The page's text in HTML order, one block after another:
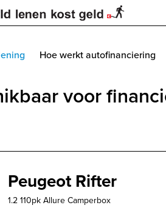
Hoe werkt autofinanciering
voor
Peugeot Rifter
1.2 110pk Allure Camperbox